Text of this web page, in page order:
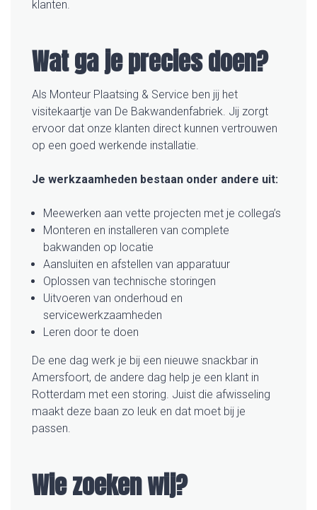
klanten.
Wat ga je precies doen?
Als Monteur Plaatsing & Service ben jij het
visitekaartje van De Bakwandenfabriek. Jij zorgt
ervoor dat onze klanten direct kunnen vertrouwen
op een goed werkende installatie.
Je werkzaamheden bestaan onder andere uit:
Meewerken aan vette projecten met je collega’s
Monteren en installeren van complete
bakwanden op locatie
Aansluiten en afstellen van apparatuur
Oplossen van technische storingen
Uitvoeren van onderhoud en
servicewerkzaamheden
Leren door te doen
De ene dag werk je bij een nieuwe snackbar in
Amersfoort, de andere dag help je een klant in
Rotterdam met een storing. Juist die afwisseling
maakt deze baan zo leuk en dat moet bij je
passen.
Wie zoeken wij?